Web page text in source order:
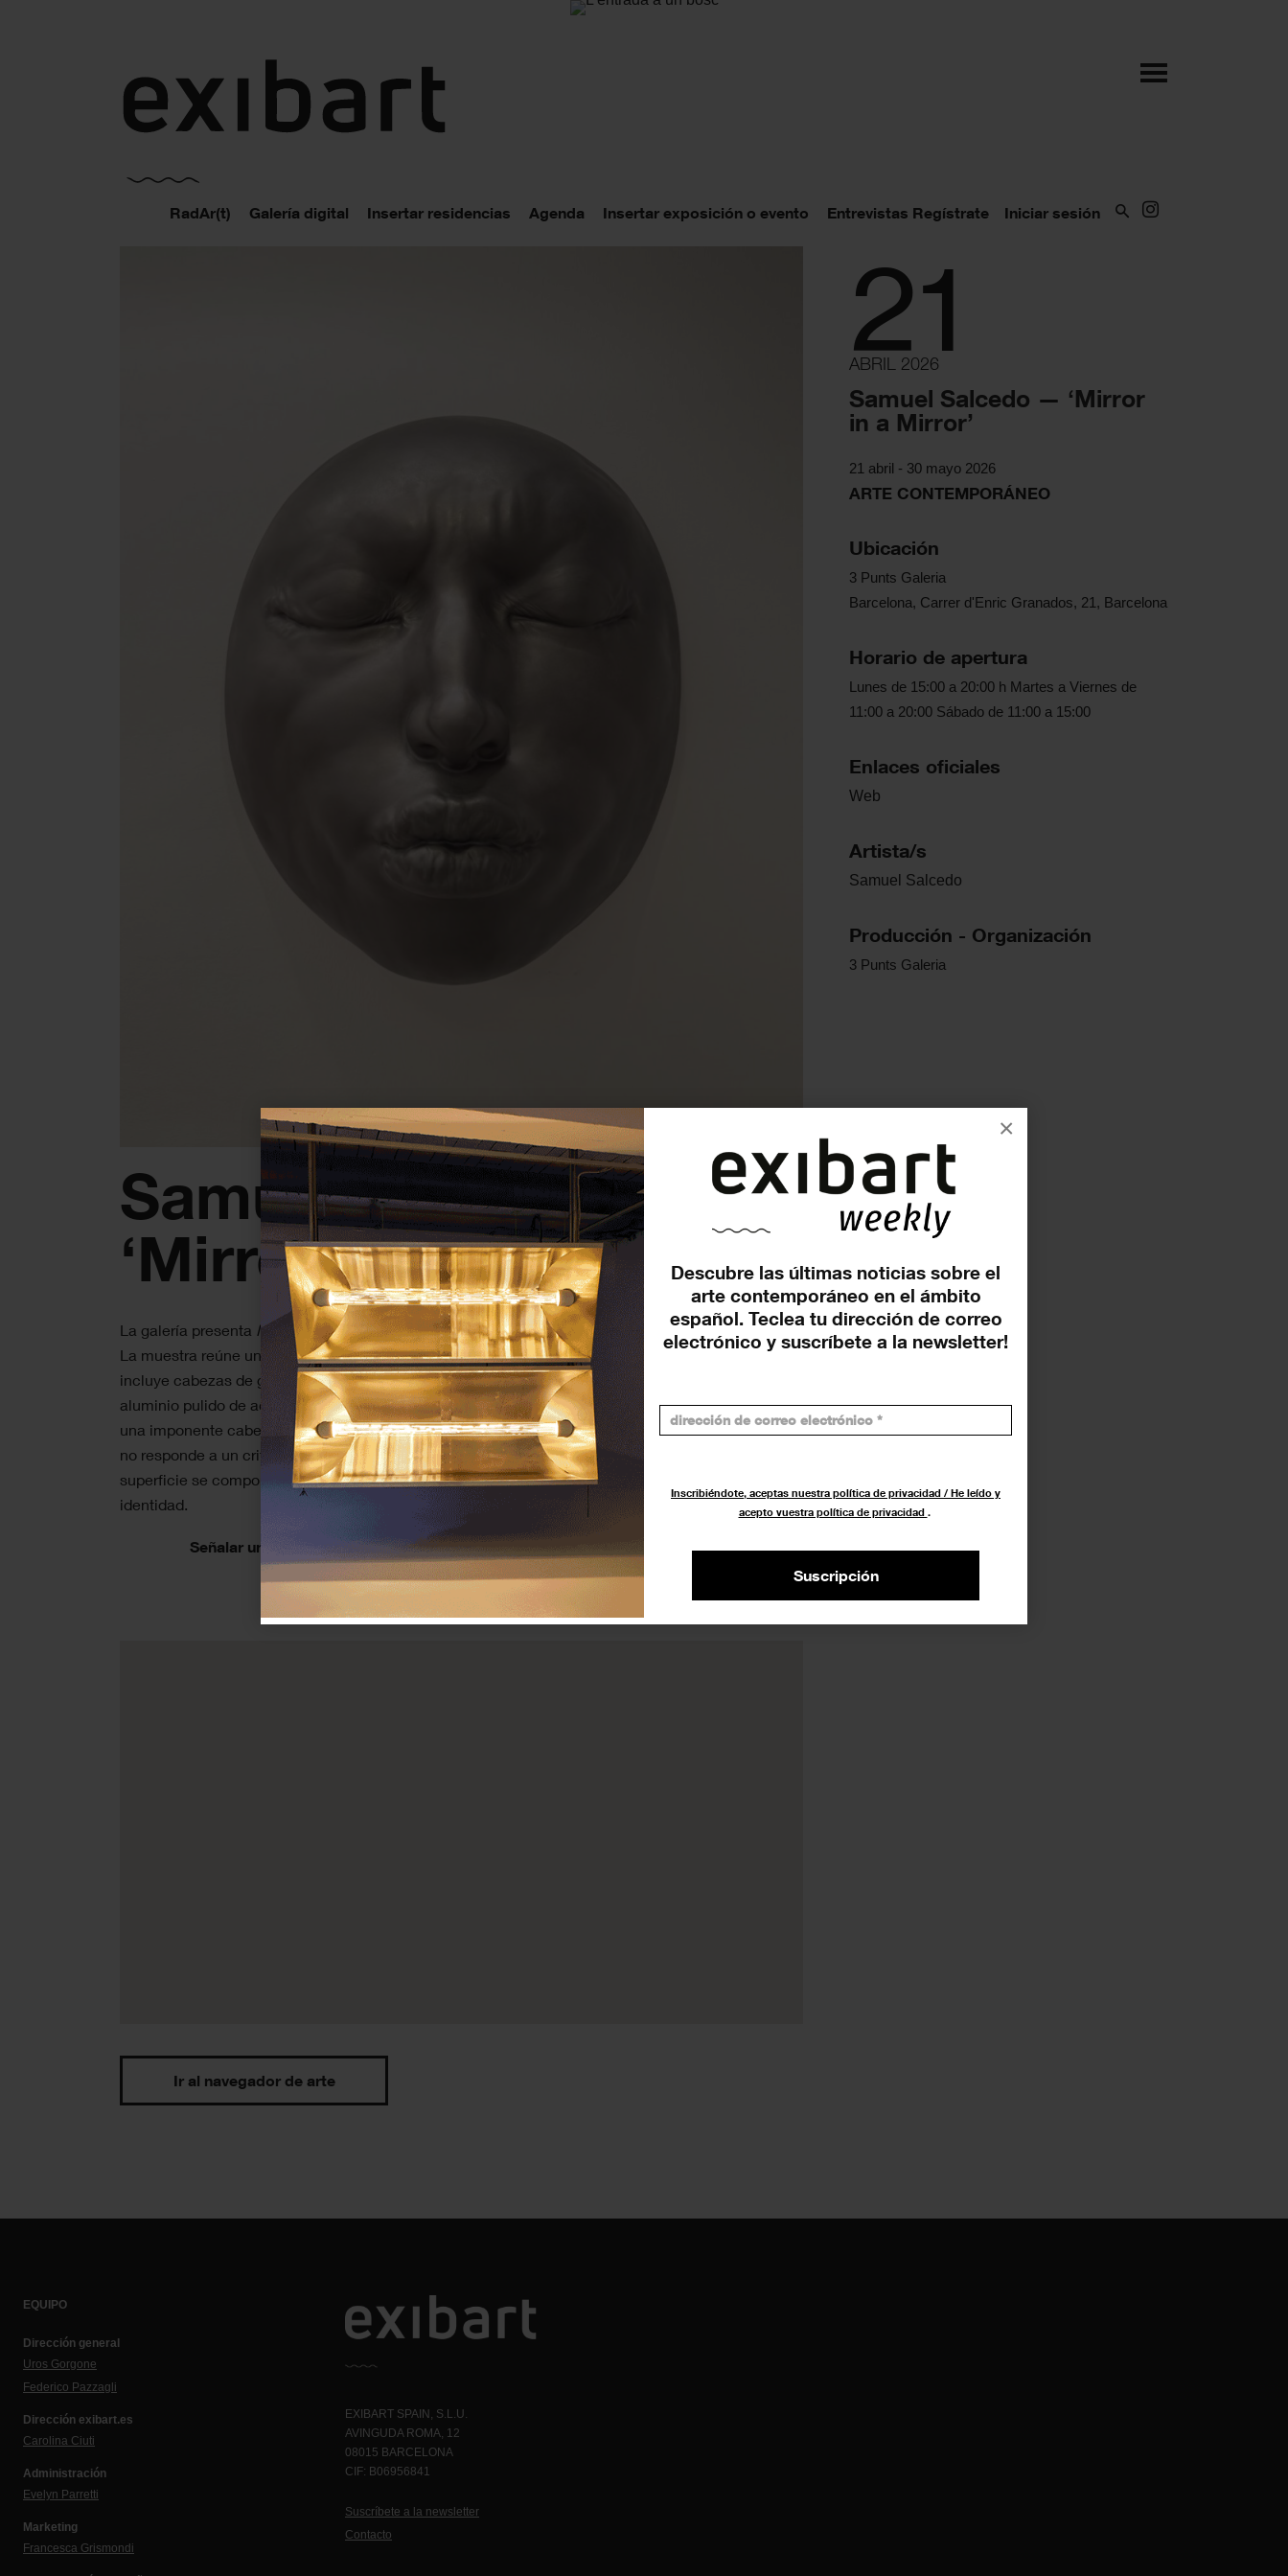
Descubre las últimas noticias sobre el
arte contemporáneo en el ámbito
español. Teclea tu dirección de correo
electrónico y suscríbete a la newsletter!
Inscribiéndote, aceptas nuestra política de privacidad / He leído y
acepto vuestra política de privacidad .
Suscripción
×
RadAr(t) Galería digital Insertar residencias Agenda Insertar exposición o evento Entrevistas Regístrate Iniciar sesión
Samuel Salcedo —
‘Mirror in a Mirror’
La galería presenta Mirror in a Mirror, la nueva exposición individual del escultor Samuel Salcedo.
La muestra reúne un total de 18 obras realizadas específicamente para esta ocasión. El conjunto
incluye cabezas de gran formato ejecutadas en hierro de fundición y cemento, cinco rostros en
aluminio pulido de acabado brillante, tres piezas en resina blanca suspendidas en pared, así como
una imponente cabeza de resina negra de gran escala, entre otras obras. Esta diversidad material
no responde a un criterio meramente técnico, sino que articula un discurso en el que cada
superficie se comporta como una “piel” distinta, enfatizando la relación entre materia, cuerpo e
identidad.
Señalar un evento
Ir al navegador de arte
21
ABRIL 2026
Samuel Salcedo — ‘Mirror
in a Mirror’
21 abril - 30 mayo 2026
ARTE CONTEMPORÁNEO
Ubicación
3 Punts Galeria
Barcelona, Carrer d'Enric Granados, 21, Barcelona
Horario de apertura
Lunes de 15:00 a 20:00 h Martes a Viernes de
11:00 a 20:00 Sábado de 11:00 a 15:00
Enlaces oficiales
Web
Artista/s
Samuel Salcedo
Producción - Organización
3 Punts Galeria
EQUIPO
Dirección general
Uros Gorgone
Federico Pazzagli
Dirección exibart.es
Carolina Ciuti
Administración
Evelyn Parretti
Marketing
Francesca Grismondi
EXIBART SPAIN, S.L.U.
AVINGUDA ROMA, 12
08015 BARCELONA
CIF: B06956841
Suscríbete a la newsletter
Contacto